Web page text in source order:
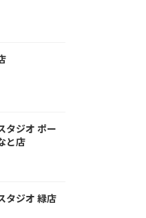
タジオ ポー
と店
タジオ 緑店